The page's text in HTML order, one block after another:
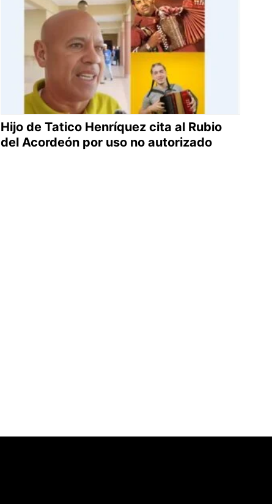
Hijo de Tatico Henríquez cita al Rubio
del Acordeón por uso no autorizado